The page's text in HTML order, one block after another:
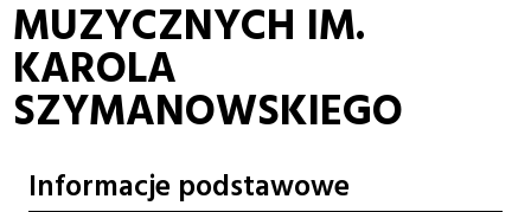
MUZYCZNYCH IM.
KAROLA
SZYMANOWSKIEGO
Informacje podstawowe